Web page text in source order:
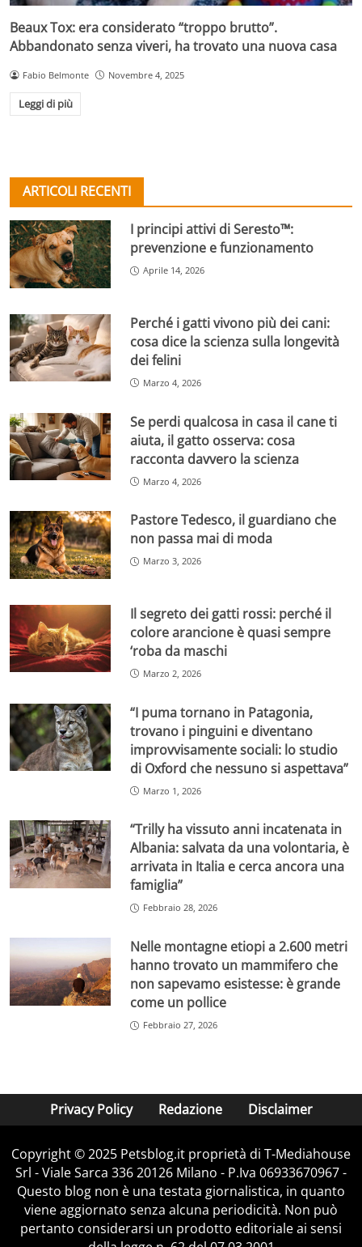
Beaux Tox: era considerato “troppo brutto”.
Abbandonato senza viveri, ha trovato una nuova casa
Fabio Belmonte Novembre 4, 2025
Leggi di più
ARTICOLI RECENTI
I principi attivi di Seresto™:
prevenzione e funzionamento
Aprile 14, 2026
Perché i gatti vivono più dei cani:
cosa dice la scienza sulla longevità
dei felini
Marzo 4, 2026
Se perdi qualcosa in casa il cane ti
aiuta, il gatto osserva: cosa
racconta davvero la scienza
Marzo 4, 2026
Pastore Tedesco, il guardiano che
non passa mai di moda
Marzo 3, 2026
Il segreto dei gatti rossi: perché il
colore arancione è quasi sempre
‘roba da maschi
Marzo 2, 2026
“I puma tornano in Patagonia,
trovano i pinguini e diventano
improvvisamente sociali: lo studio
di Oxford che nessuno si aspettava”
Marzo 1, 2026
“Trilly ha vissuto anni incatenata in
Albania: salvata da una volontaria, è
arrivata in Italia e cerca ancora una
famiglia”
Febbraio 28, 2026
Nelle montagne etiopi a 2.600 metri
hanno trovato un mammifero che
non sapevamo esistesse: è grande
come un pollice
Febbraio 27, 2026
Privacy Policy Redazione Disclaimer
Copyright © 2025 Petsblog.it proprietà di T-Mediahouse
Srl - Viale Sarca 336 20126 Milano - P.Iva 06933670967 -
Questo blog non è una testata giornalistica, in quanto
viene aggiornato senza alcuna periodicità. Non può
pertanto considerarsi un prodotto editoriale ai sensi